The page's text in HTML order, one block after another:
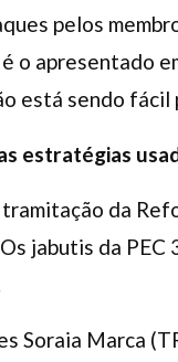
pelos
o apresentado
está sendo fácil
estratégias
da
jabutis da
Soraia Marca